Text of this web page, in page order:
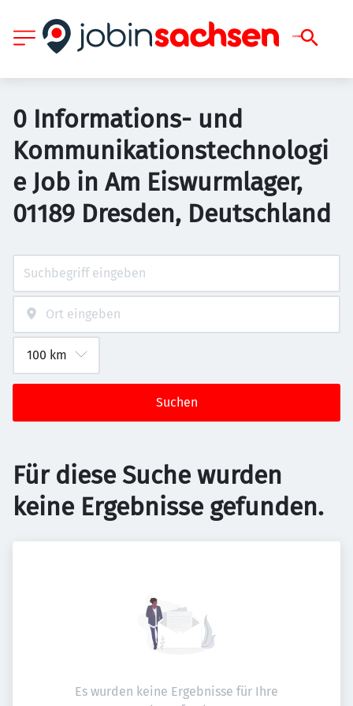
0 Informations- und
Kommunikationstechnologi
e Job in Am Eiswurmlager,
01189 Dresden, Deutschland
Suchen
Für diese Suche wurden
keine Ergebnisse gefunden.
Es wurden keine Ergebnisse für Ihre